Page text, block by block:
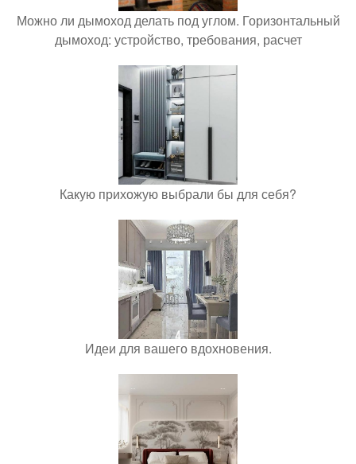
Можно ли дымоход делать под углом. Горизонтальный
дымоход: устройство, требования, расчет
Какую прихожую выбрали бы для себя?
Идеи для вашего вдохновения.